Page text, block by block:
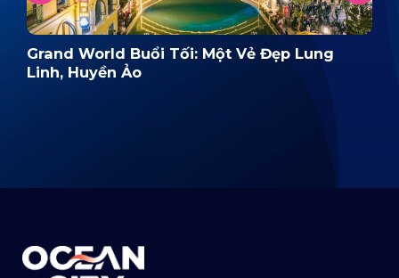
Grand World Buổi Tối: Một Vẻ Đẹp Lung
Linh, Huyền Ảo